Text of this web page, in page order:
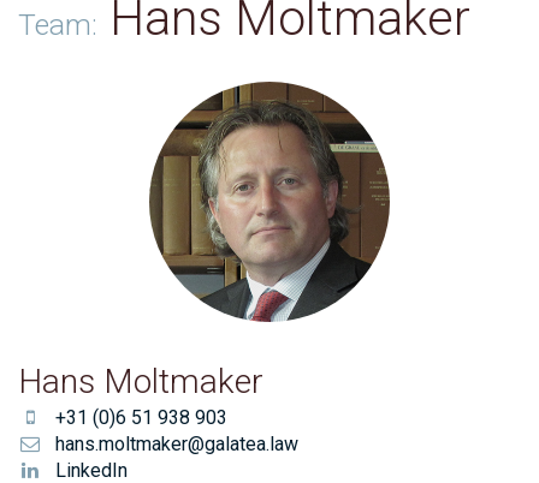
Team: Hans Moltmaker
Hans Moltmaker
+31 (0)6 51 938 903
hans.moltmaker@galatea.law
LinkedIn